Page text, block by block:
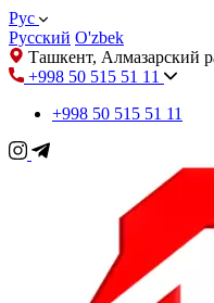
Рус
Русский O'zbek
Ташкент, Алмазарский
+998 50 515 51 11
+998 50 515 51 11